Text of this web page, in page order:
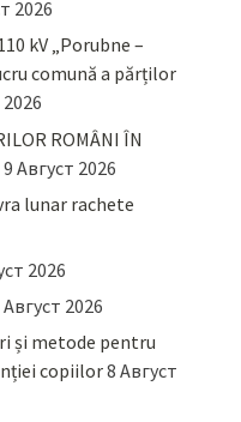
2026
kV „Porubne –
comună a părților
ROMÂNI ÎN
9 Август 2026
lunar rachete
2026
Август 2026
și metode pentru
copiilor8 Август